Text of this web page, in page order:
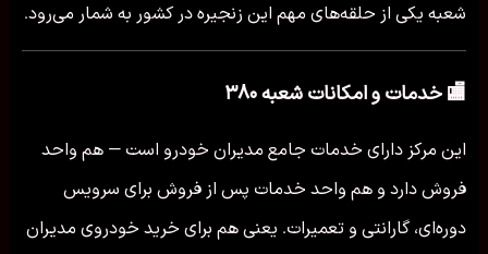
شعبه یکی از حلقه‌های مهم این زنجیره در کشور به شمار می‌رود.
🏬 خدمات و امکانات شعبه ۳۸۰
این مرکز دارای خدمات جامع مدیران خودرو است — هم واحد
فروش دارد و هم واحد خدمات پس از فروش برای سرویس
دوره‌ای، گارانتی و تعمیرات. یعنی هم برای خرید خودروی مدیران